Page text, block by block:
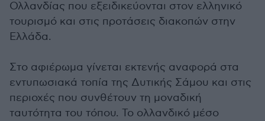
Ολλανδίας που εξειδικεύονται στον ελληνικό
τουρισμό και στις προτάσεις διακοπών στην
Ελλάδα.
Στο αφιέρωμα γίνεται εκτενής αναφορά στα
εντυπωσιακά τοπία της Δυτικής Σάμου και στις
περιοχές που συνθέτουν τη μοναδική
ταυτότητα του τόπου. Το ολλανδικό μέσο